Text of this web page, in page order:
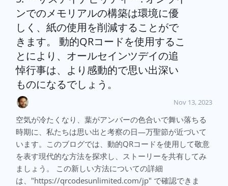
ンでのメモリアルの構築は環境に優
しく、紙の使用を削減することがで
きます。 動的QRコードを使用するこ
とにより、オールセインツデイの追
悼行事は、より感動的で思い出深い
ものになるでしょう。
Nov 13, 2023
空気が冷たくなり、葉がアンバーの色合いで舞い落ちる
時期に、私たちは思い出と考察の日—万聖節が近づいて
います。このブログでは、動的QRコードを使用して敬意
を表す現代的な方法を探求し、ストーリーを共有してみ
ましょう。 この新しい方法についての詳細
は、"https://qrcodesunlimited.com/jp" で確認できま